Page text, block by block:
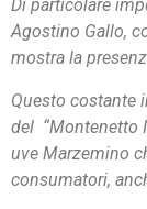
Di particolare
Agostino Gallo,
mostra la
Questo costante
del “Montenetto
uve Marzemino
consumatori,